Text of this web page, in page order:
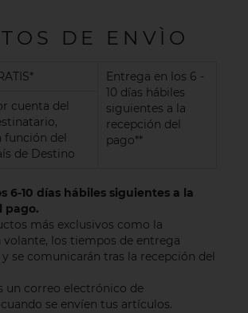
DE ENVÌO
Entrega en los 6 -
10 días hábiles
siguientes a la
recepción del
pago**
cuenta del
función del
de Destino
6-10 días hábiles siguientes a la
pago.
más exclusivos como la
volante, los tiempos de entrega
se comunicarán tras la recepción del
un correo electrónico de
se envíen tus artículos.